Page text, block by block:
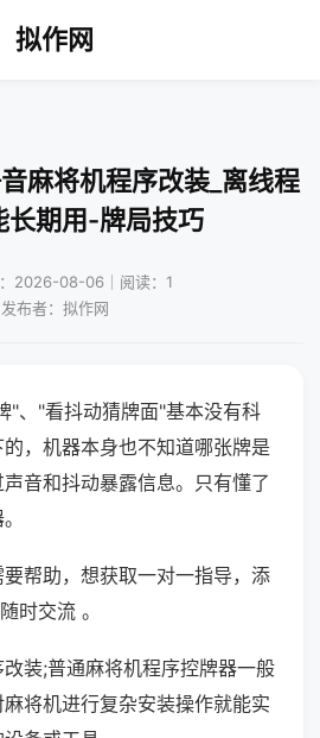
拟作网
麻将机程序改装_离线程
长期用-牌局技巧
2026-08-06｜阅读：1
发布者：拟作网
"、"看抖动猜牌面"基本没有科
，机器本身也不知道哪张牌是
音和抖动暴露信息。只有懂了
帮助，想获取一对一指导，添
时交流 。
装;普通麻将机程序控牌器一般
将机进行复杂安装操作就能实